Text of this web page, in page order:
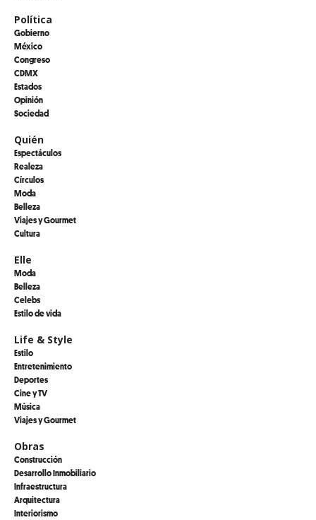
Política
Gobierno
México
Congreso
CDMX
Estados
Opinión
Sociedad
Quién
Espectáculos
Realeza
Círculos
Moda
Belleza
Viajes y Gourmet
Cultura
Elle
Moda
Belleza
Celebs
Estilo de vida
Life & Style
Estilo
Entretenimiento
Deportes
Cine y TV
Música
Viajes y Gourmet
Obras
Construcción
Desarrollo Inmobiliario
Infraestructura
Arquitectura
Interiorismo